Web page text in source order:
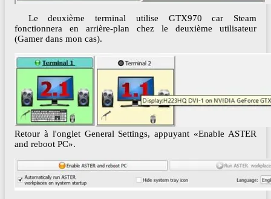
Le deuxième terminal utilise GTX970 car Steam
fonctionnera en arrière-plan chez le deuxième utilisateur
(Gamer dans mon cas).
Retour à l'onglet General Settings, appuyant «Enable ASTER
and reboot PC».